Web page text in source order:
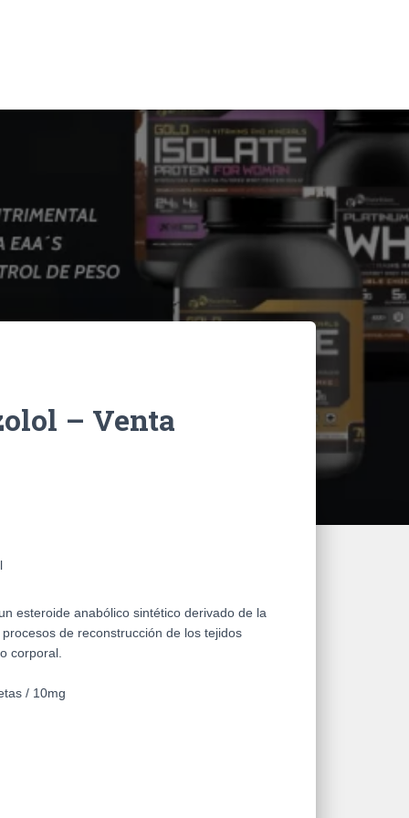
– Venta
esteroide anabólico sintético derivado de la
de reconstrucción de los tejidos
corporal.
/ 10mg